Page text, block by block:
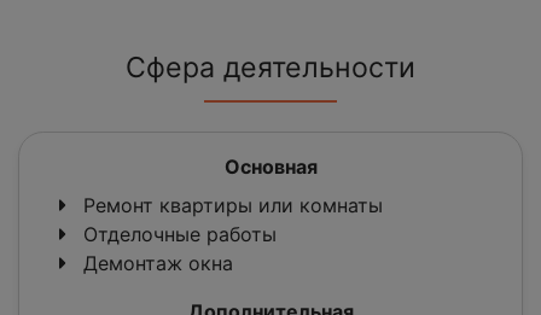
Сфера деятельности
Основная
Ремонт квартиры или комнаты
Отделочные работы
Демонтаж окна